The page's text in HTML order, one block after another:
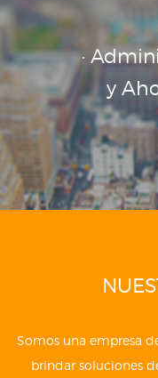
·
y
Somos una empresa
brindar soluciones